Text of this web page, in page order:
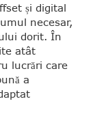
și digital
necesar,
dorit. În
atât
lucrări care
a